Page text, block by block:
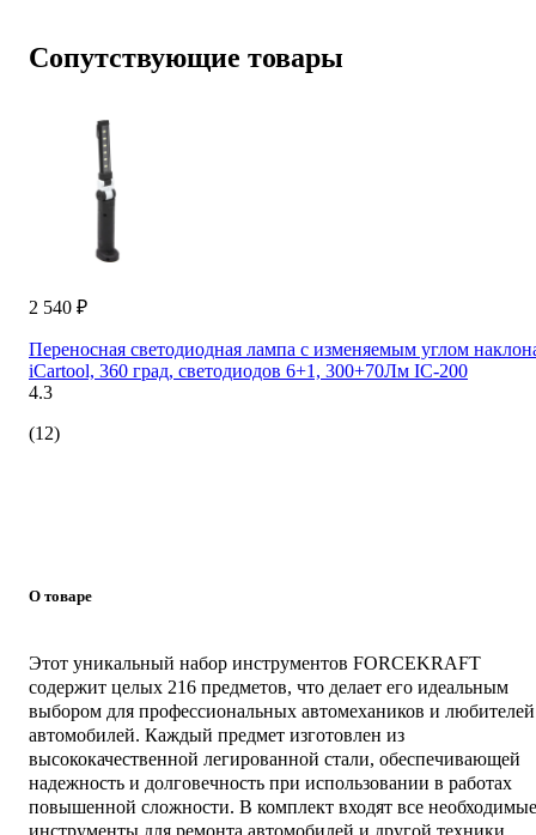
Сопутствующие товары
2 540 ₽
Переносная светодиодная лампа с изменяемым углом
iCartool, 360 град, светодиодов 6+1, 300+70Лм IC-200
4.3
(12)
О товаре
Этот уникальный набор инструментов FORCEKRAFT
содержит целых 216 предметов, что делает его идеальным
выбором для профессиональных автомехаников и любителей
автомобилей. Каждый предмет изготовлен из
высококачественной легированной стали, обеспечивающей
надежность и долговечность при использовании в работах
повышенной сложности. В комплект входят все необходимые
инструменты для ремонта автомобилей и другой техники.